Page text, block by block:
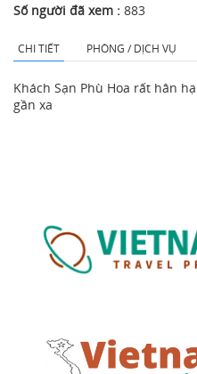
Số người đã xem : 883
CHI TIẾT PHÒNG / DỊCH VỤ
Khách Sạn Phù Hoa rất hân
gần xa